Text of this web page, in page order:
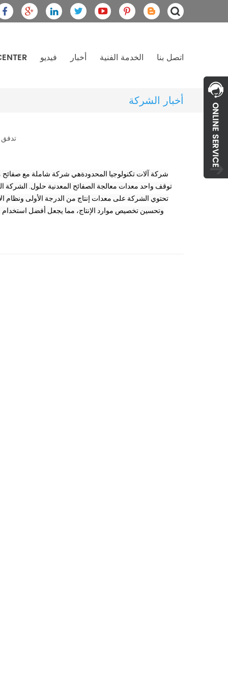
فيديو أخبار الخدمة الفنية اتصل بنا
أخبار الشركة
تدفق
توقف واحد معدات معالجة الصفائح المعدنية حلول. الشركة
وتحسين تخصيص موارد الإنتاج، مما يجعل أفضل استخدام